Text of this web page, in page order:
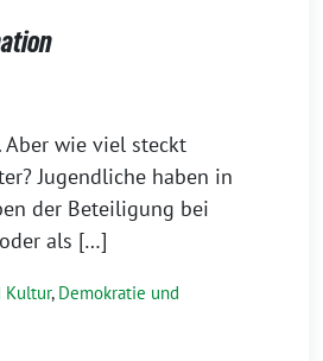
Aber wie viel steckt
Jugendliche haben in
der Beteiligung bei
als […]
Kultur, Demokratie und